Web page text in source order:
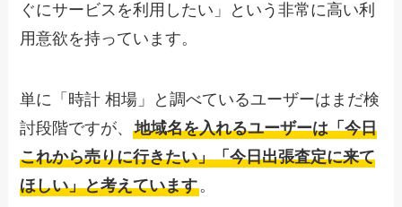
ぐにサービスを利用したい」という非常に高い利
用意欲を持っています。
単に「時計 相場」と調べているユーザーはまだ検
討段階ですが、地域名を入れるユーザーは「今日
これから売りに行きたい」「今日出張査定に来て
ほしい」と考えています。